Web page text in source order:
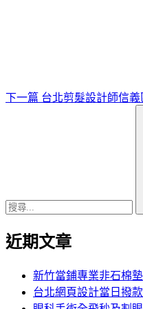
下一篇 台北剪髮設計師信
近期文章
新竹當鋪專業非石棉
台北網頁設計當日撥